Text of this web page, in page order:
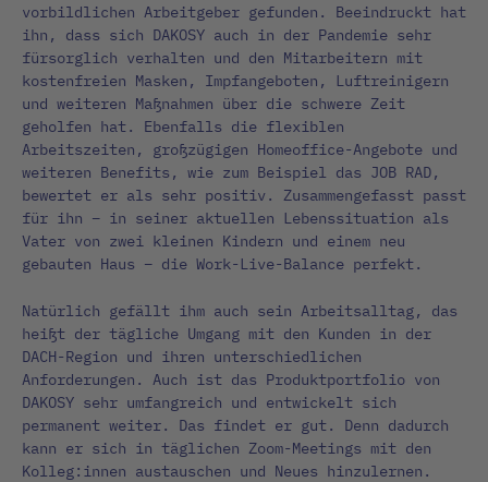
vorbildlichen Arbeitgeber gefunden. Beeindruckt hat
ihn, dass sich DAKOSY auch in der Pandemie sehr
fürsorglich verhalten und den Mitarbeitern mit
kostenfreien Masken, Impfangeboten, Luftreinigern
und weiteren Maßnahmen über die schwere Zeit
geholfen hat. Ebenfalls die flexiblen
Arbeitszeiten, großzügigen Homeoffice-Angebote und
weiteren Benefits, wie zum Beispiel das JOB RAD,
bewertet er als sehr positiv. Zusammengefasst passt
für ihn – in seiner aktuellen Lebenssituation als
Vater von zwei kleinen Kindern und einem neu
gebauten Haus – die Work-Live-Balance perfekt.
Natürlich gefällt ihm auch sein Arbeitsalltag, das
heißt der tägliche Umgang mit den Kunden in der
DACH-Region und ihren unterschiedlichen
Anforderungen. Auch ist das Produktportfolio von
DAKOSY sehr umfangreich und entwickelt sich
permanent weiter. Das findet er gut. Denn dadurch
kann er sich in täglichen Zoom-Meetings mit den
Kolleg:innen austauschen und Neues hinzulernen.